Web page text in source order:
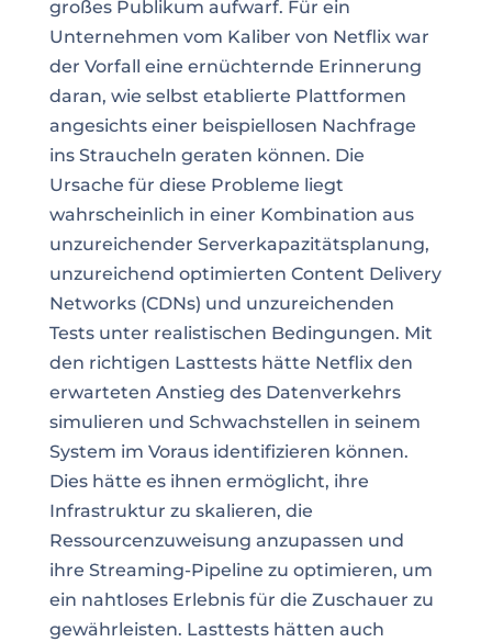
großes Publikum aufwarf. Für ein
Unternehmen vom Kaliber von Netflix war
der Vorfall eine ernüchternde Erinnerung
daran, wie selbst etablierte Plattformen
angesichts einer beispiellosen Nachfrage
ins Straucheln geraten können. Die
Ursache für diese Probleme liegt
wahrscheinlich in einer Kombination aus
unzureichender Serverkapazitätsplanung,
unzureichend optimierten Content Delivery
Networks (CDNs) und unzureichenden
Tests unter realistischen Bedingungen. Mit
den richtigen Lasttests hätte Netflix den
erwarteten Anstieg des Datenverkehrs
simulieren und Schwachstellen in seinem
System im Voraus identifizieren können.
Dies hätte es ihnen ermöglicht, ihre
Infrastruktur zu skalieren, die
Ressourcenzuweisung anzupassen und
ihre Streaming-Pipeline zu optimieren, um
ein nahtloses Erlebnis für die Zuschauer zu
gewährleisten. Lasttests hätten auch